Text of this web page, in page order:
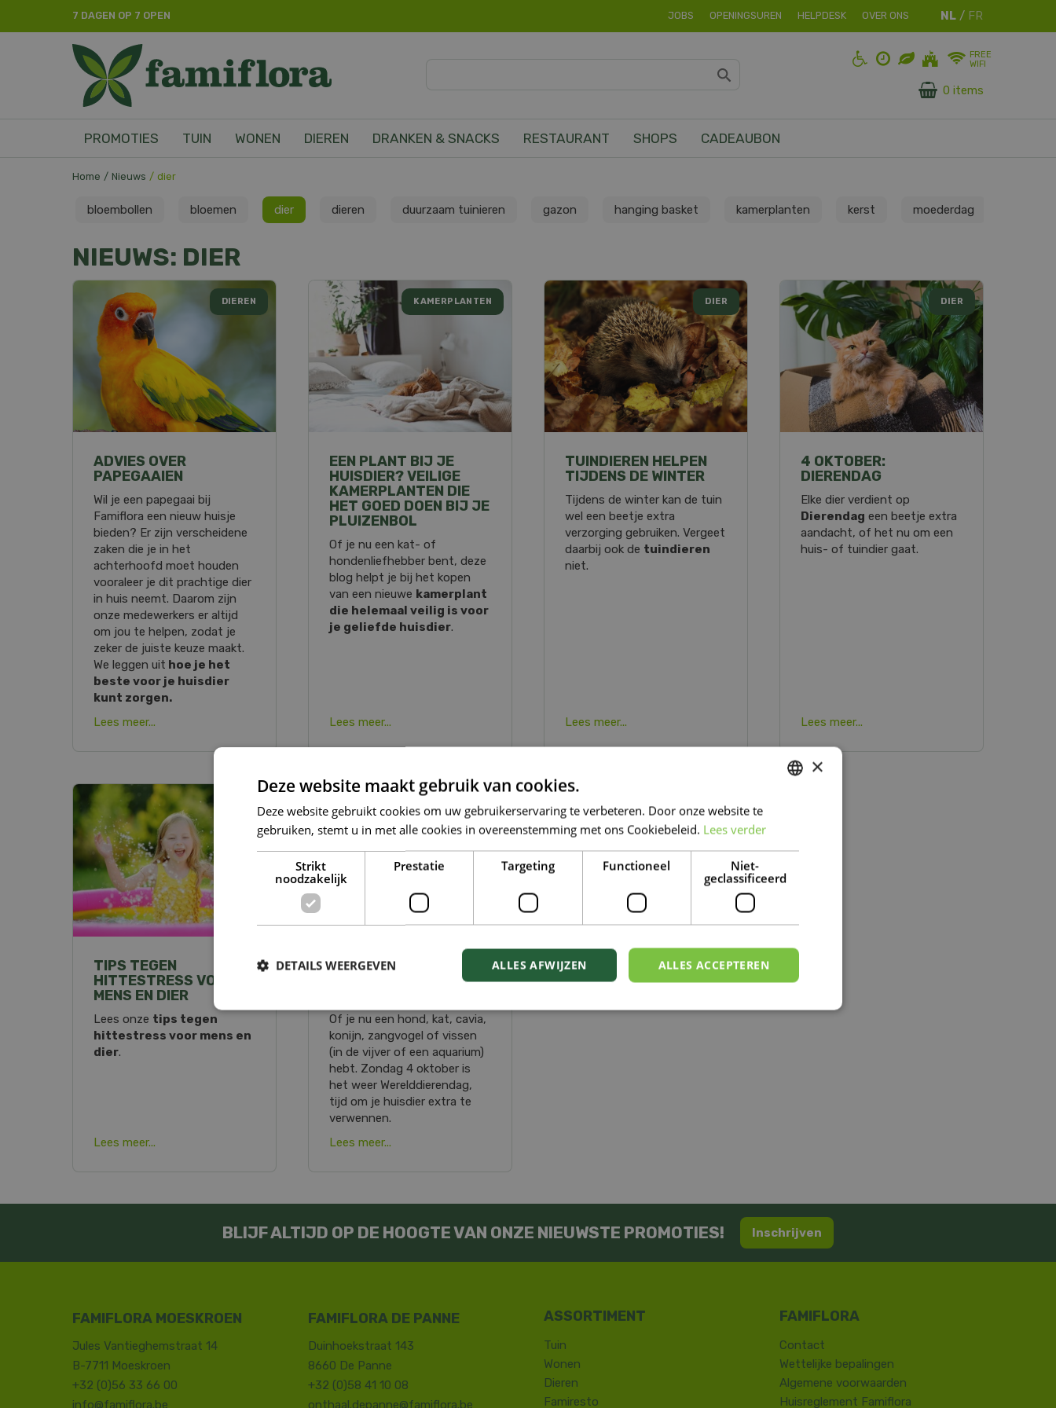
Home Nieuws dier
7 DAGEN OP 7 OPEN JOBS OPENINGSUREN HELPDESK OVER ONS
FREE
WIFI
0 items
PROMOTIES TUIN WONEN DIEREN DRANKEN & SNACKS RESTAURANT SHOPS CADEAUBON
bloembollen bloemen dier dieren duurzaam tuinieren gazon hanging basket kamerplanten kerst moederdag
NIEUWS: DIER
ADVIES OVER
PAPEGAAIEN
DIEREN
Wil je een papegaai bij
Famiflora een nieuw huisje
bieden? Er zijn verscheidene
zaken die je in het
achterhoofd moet houden
vooraleer je dit prachtige dier
in huis neemt. Daarom zijn
onze medewerkers er altijd
om jou te helpen, zodat je
zeker de juiste keuze maakt.
We leggen uit hoe je het
beste voor je huisdier
kunt zorgen.
Lees meer...
EEN PLANT BIJ JE
HUISDIER? VEILIGE
KAMERPLANTEN DIE
HET GOED DOEN BIJ JE
PLUIZENBOL
KAMERPLANTEN
Of je nu een kat- of
hondenliefhebber bent, deze
blog helpt je bij het kopen
van een nieuwe kamerplant
die helemaal veilig is voor
je geliefde huisdier.
Lees meer...
TUINDIEREN HELPEN
TIJDENS DE WINTER
DIER
Tijdens de winter kan de tuin
wel een beetje extra
verzorging gebruiken. Vergeet
daarbij ook de tuindieren
niet.
Lees meer...
4 OKTOBER:
DIERENDAG
DIER
Elke dier verdient op
Dierendag een beetje extra
aandacht, of het nu om een
huis- of tuindier gaat.
Lees meer...
TIPS TEGEN
HITTESTRESS VOOR
MENS EN DIER
Lees onze tips tegen
hittestress voor mens en
dier.
Lees meer...
ALLES VOOR
DIER
Of je nu een hond, kat, cavia,
konijn, zangvogel of vissen
(in de vijver of een aquarium)
hebt. Zondag 4 oktober is
het weer Werelddierendag,
tijd om je huisdier extra te
verwennen.
Lees meer...
BLIJF ALTIJD OP DE HOOGTE VAN ONZE NIEUWSTE PROMOTIES! Inschrijven
FAMIFLORA MOESKROEN
Jules Vantieghemstraat 14
B-7711 Moeskroen
+32 (0)56 33 66 00
info@famiflora.be
FAMIFLORA DE PANNE
Duinhoekstraat 143
8660 De Panne
+32 (0)58 41 10 08
onthaal.depanne@famiflora.be
Tuin
Wonen
Dieren
Famiresto
Contact
​Wettelijke bepalingen
Algemene voorwaarden
Huisreglement Famiflora
×
Deze website maakt gebruik van cookies.
Deze website gebruikt cookies om uw gebruikerservaring te verbeteren. Door onze website te
gebruiken, stemt u in met alle cookies in overeenstemming met ons Cookiebeleid. Lees verder
Strikt
noodzakelijk
Prestatie Targeting Functioneel
Niet-
geclassificeerd
ALLES ACCEPTEREN
ALLES AFWIJZEN
DETAILS WEERGEVEN